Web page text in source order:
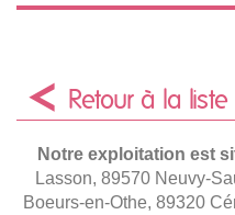
Retour à la liste
Notre exploitation est
Lasson, 89570 Neuvy-
Boeurs-en-Othe, 89320